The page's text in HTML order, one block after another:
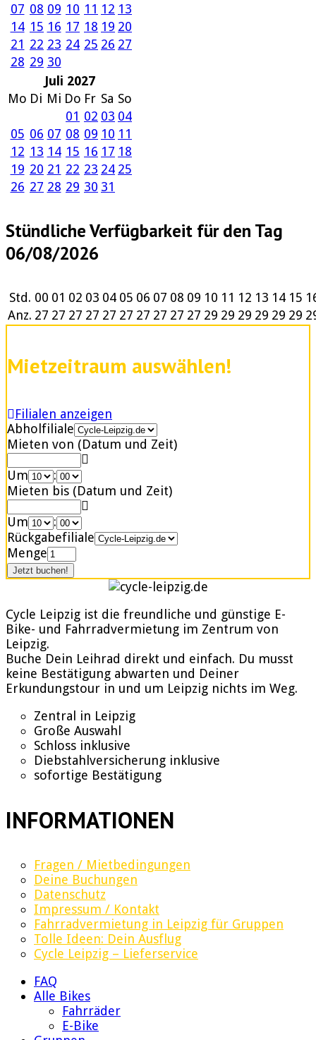
07 08 09 10 11 12 13
14 15 16 17 18 19 20
21 22 23 24 25 26 27
28 29 30
Juli 2027
Mo Di Mi Do Fr Sa So
01 02 03 04
05 06 07 08 09 10 11
12 13 14 15 16 17 18
19 20 21 22 23 24 25
26 27 28 29 30 31
Stündliche Verfügbarkeit für den Tag
06/08/2026
Std. 00 01 02 03 04 05 06 07 08 09 10 11 12 13 14 15
Anz. 27 27 27 27 27 27 27 27 27 27 29 29 29 29 29 29
Mietzeitraum auswählen!
Filialen anzeigen
Abholfiliale
Mieten von (Datum und Zeit)
Um
:
Mieten bis (Datum und Zeit)
Um
:
Rückgabefiliale
Menge
Cycle Leipzig ist die freundliche und günstige E-
Bike- und Fahrradvermietung im Zentrum von
Leipzig.
Buche Dein Leihrad direkt und einfach. Du musst
keine Bestätigung abwarten und Deiner
Erkundungstour in und um Leipzig nichts im Weg.
Zentral in Leipzig
Große Auswahl
Schloss inklusive
Diebstahlversicherung inklusive
sofortige Bestätigung
INFORMATIONEN
Fragen / Mietbedingungen
Deine Buchungen
Datenschutz
Impressum / Kontakt
Fahrradvermietung in Leipzig für Gruppen
Tolle Ideen: Dein Ausflug
Cycle Leipzig – Lieferservice
FAQ
Alle Bikes
Fahrräder
E-Bike